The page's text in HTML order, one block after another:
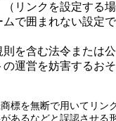
リンクを設定する場
で囲まれない設定で
則を含む法令または公
運営を妨害するおそ
標を無断で用いてリン
あるなどと誤認させる